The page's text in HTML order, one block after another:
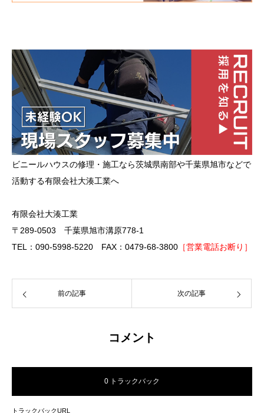
ビニールハウスの修理・施工なら茨城県南部や千葉県旭市などで
活動する有限会社大湊工業へ
有限会社大湊工業
〒289-0503 千葉県旭市溝原778-1
TEL：090-5998-5220 FAX：0479-68-3800 ［営業電話お断り］
前の記事 次の記事
コメント
0 トラックバック
トラックバックURL